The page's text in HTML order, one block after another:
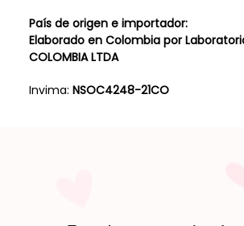
País de origen e importador:
Elaborado en Colombia por
COLOMBIA LTDA
Invima: NSOC4248-21CO